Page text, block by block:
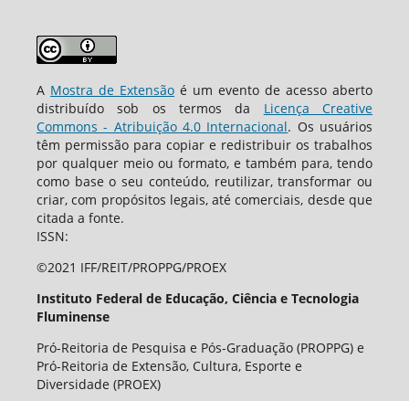
A Mostra de Extensão é um evento de acesso aberto
distribuído sob os termos da Licença Creative
Commons - Atribuição 4.0 Internacional. Os usuários
têm permissão para copiar e redistribuir os trabalhos
por qualquer meio ou formato, e também para, tendo
como base o seu conteúdo, reutilizar, transformar ou
criar, com propósitos legais, até comerciais, desde que
citada a fonte.
ISSN:
©2021 IFF/REIT/PROPPG/PROEX
Instituto Federal de Educação, Ciência e Tecnologia
Fluminense
Pró-Reitoria de Pesquisa e Pós-Graduação (PROPPG) e
Pró-Reitoria de Extensão, Cultura, Esporte e
Diversidade (PROEX)